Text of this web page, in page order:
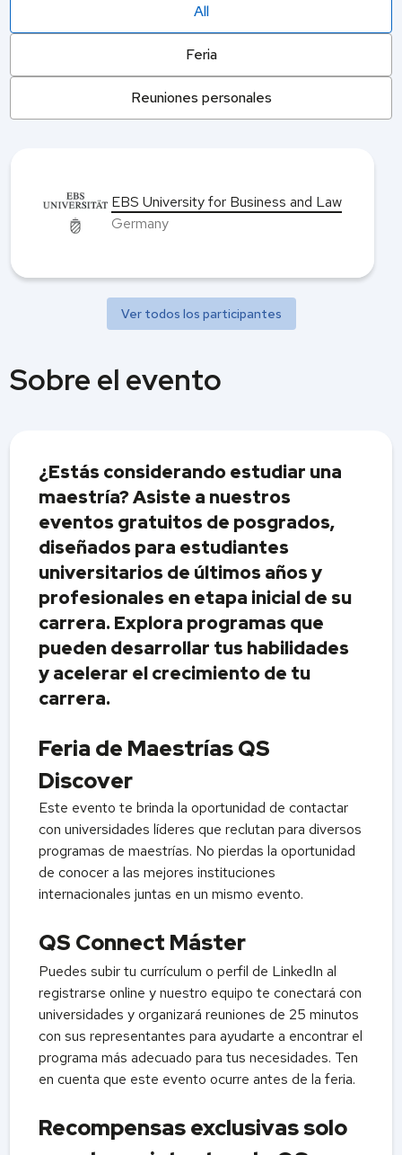
All
Feria
Reuniones personales
EBS University for Business and Law
Germany
Ver todos los participantes
Sobre el evento
¿Estás considerando estudiar una
maestría? Asiste a nuestros
eventos gratuitos de posgrados,
diseñados para estudiantes
universitarios de últimos años y
profesionales en etapa inicial de su
carrera. Explora programas que
pueden desarrollar tus habilidades
y acelerar el crecimiento de tu
carrera.
Feria de Maestrías QS
Discover
Este evento te brinda la oportunidad de contactar
con universidades líderes que reclutan para diversos
programas de maestrías. No pierdas la oportunidad
de conocer a las mejores instituciones
internacionales juntas en un mismo evento.
QS Connect Máster
Puedes subir tu currículum o perfil de LinkedIn al
registrarse online y nuestro equipo te conectará con
universidades y organizará reuniones de 25 minutos
con sus representantes para ayudarte a encontrar el
programa más adecuado para tus necesidades. Ten
en cuenta que este evento ocurre antes de la feria.
Recompensas exclusivas solo